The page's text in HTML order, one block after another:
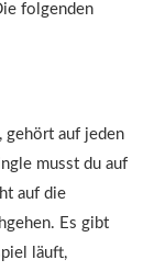
folgenden
gehört auf jeden
musst du auf
auf die
Es gibt
läuft,